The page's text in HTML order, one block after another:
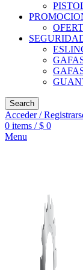
Search
Acceder /
0 items / $ 0
Menu